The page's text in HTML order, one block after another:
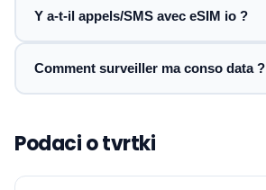
Y a-t-il appels/SMS avec eSIM io ?
Comment surveiller ma conso data ?
Podaci o tvrtki